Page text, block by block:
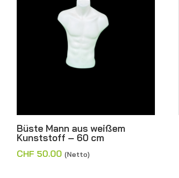
Büste Mann aus weißem
Kunststoff – 60 cm
CHF 50.00 (Netto)